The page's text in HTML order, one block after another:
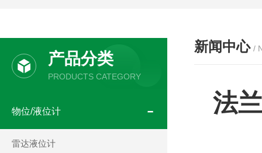
产品分类
PRODUCTS CATEGORY
物位/液位计
雷达液位计
新闻中心 /
法